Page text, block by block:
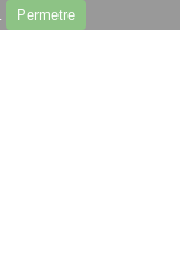
Permetre